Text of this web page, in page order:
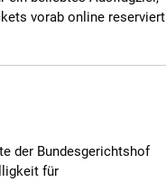
vorab online reserviert
der Bundesgerichtshof
für